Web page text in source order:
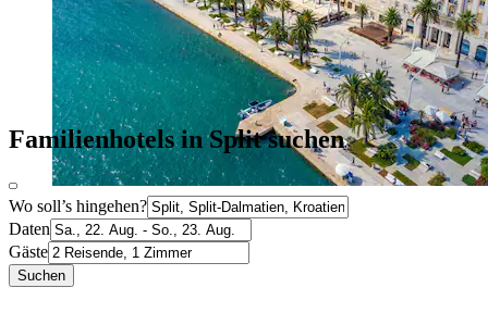
Familienhotels in Split suchen
Wo soll’s hingehen?
Daten
Gäste
Suchen